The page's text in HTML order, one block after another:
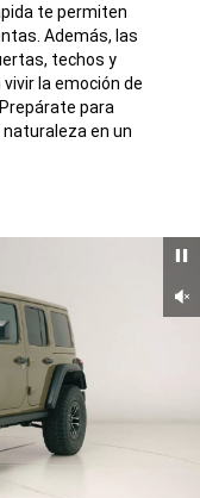
te permiten
Además, las
techos y
la emoción de
para
en un